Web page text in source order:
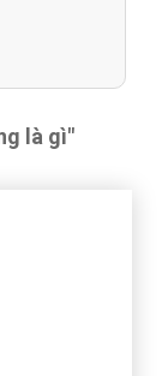
là gì"